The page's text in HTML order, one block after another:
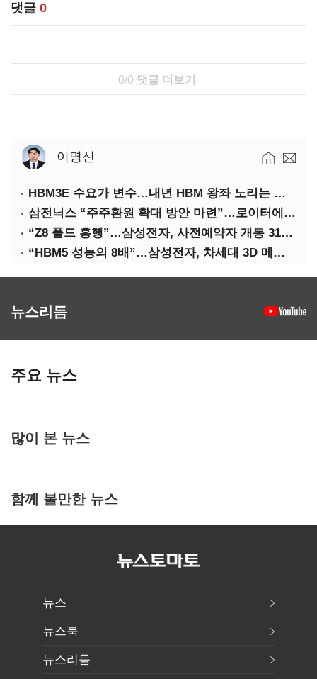
댓글 0
0/0 댓글 더보기
이명신
HBM3E 수요가 변수…내년 HBM 왕좌 노리는 삼성
삼전닉스 “주주환원 확대 방안 마련”…로이터에 성명 보내
“Z8 폴드 흥행”…삼성전자, 사전예약자 개통 31일까지 연장
“HBM5 성능의 8배”…삼성전자, 차세대 3D 메모리 ‘zHBM’ 공개
뉴스리듬
주요 뉴스
많이 본 뉴스
함께 볼만한 뉴스
뉴스
뉴스북
뉴스리듬